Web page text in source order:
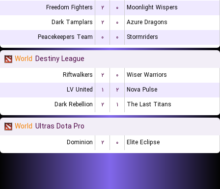
Freedom Fighters
۲ ۰
Moonlight Wispers
Dark Tamplars
۲ ۰
Azure Dragons
Peacekeepers Team
۰ ۰ Stormriders
World Destiny League
Riftwalkers ۲ ۰
Wiser Warriors
LV United
۱ ۲
Nova Pulse
Dark Rebellion
۲ ۱ The Last Titans
World Ultras Dota Pro
Dominion ۲ ۰ Elite Eclipse